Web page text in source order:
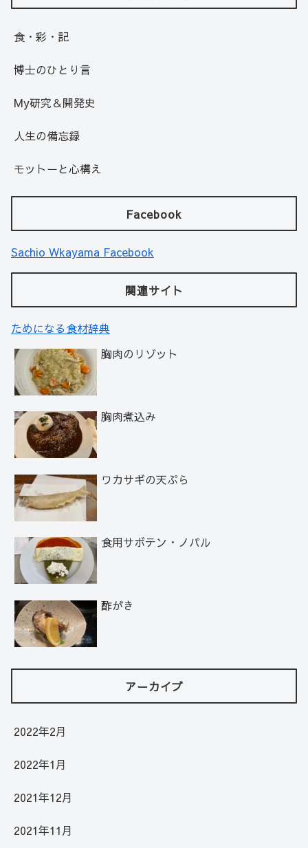
食・彩・記
博士のひとり言
My研究＆開発史
人生の備忘録
モットーと心構え
Facebook
Sachio Wkayama Facebook
関連サイト
ためになる食材辞典
胸肉のリゾット
胸肉煮込み
ワカサギの天ぷら
食用サボテン・ノパル
酢がき
アーカイブ
2022年2月
2022年1月
2021年12月
2021年11月